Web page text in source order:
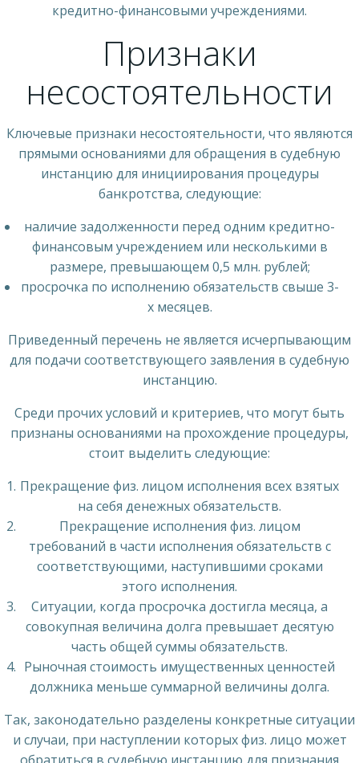
кредитно-финансовыми учреждениями.
Признаки
несостоятельности
Ключевые признаки несостоятельности, что являются
прямыми основаниями для обращения в судебную
инстанцию для инициирования процедуры
банкротства, следующие:
наличие задолженности перед одним кредитно-
финансовым учреждением или несколькими в
размере, превышающем 0,5 млн. рублей;
просрочка по исполнению обязательств свыше 3-
х месяцев.
Приведенный перечень не является исчерпывающим
для подачи соответствующего заявления в судебную
инстанцию.
Среди прочих условий и критериев, что могут быть
признаны основаниями на прохождение процедуры,
стоит выделить следующие:
Прекращение физ. лицом исполнения всех взятых
на себя денежных обязательств.
Прекращение исполнения физ. лицом
требований в части исполнения обязательств с
соответствующими, наступившими сроками
этого исполнения.
Ситуации, когда просрочка достигла месяца, а
совокупная величина долга превышает десятую
часть общей суммы обязательств.
Рыночная стоимость имущественных ценностей
должника меньше суммарной величины долга.
Так, законодательно разделены конкретные ситуации
и случаи, при наступлении которых физ. лицо может